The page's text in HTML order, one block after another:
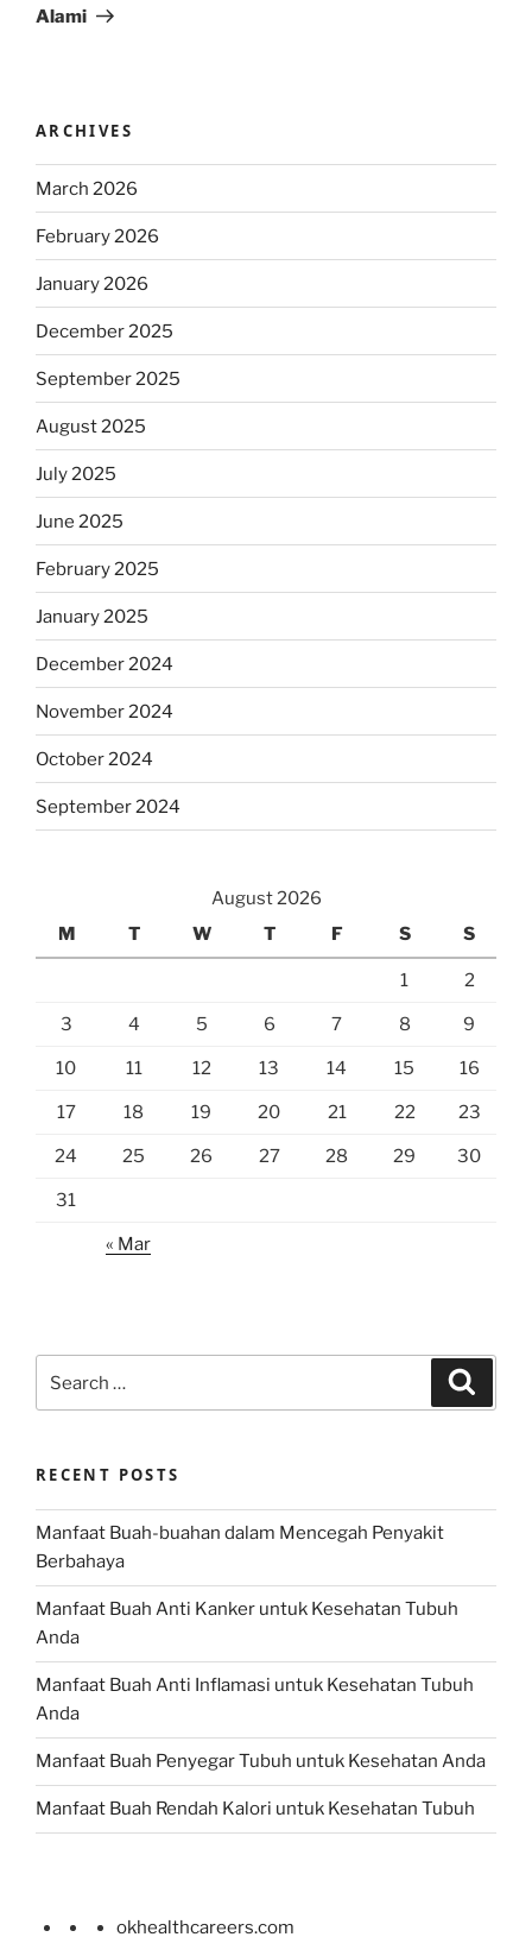
Alami
ARCHIVES
March 2026
February 2026
January 2026
December 2025
September 2025
August 2025
July 2025
June 2025
February 2025
January 2025
December 2024
November 2024
October 2024
September 2024
August 2026
M
T W T F S S
1 2
3 4 5 6 7 8 9
10 11 12 13 14 15 16
17 18 19 20 21 22 23
24 25 26 27 28 29 30
31
« Mar
for:
RECENT POSTS
Manfaat Buah-buahan dalam Mencegah Penyakit
Berbahaya
Manfaat Buah Anti Kanker untuk Kesehatan Tubuh
Anda
Manfaat Buah Anti Inflamasi untuk Kesehatan Tubuh
Anda
Manfaat Buah Penyegar Tubuh untuk Kesehatan Anda
Manfaat Buah Rendah Kalori untuk Kesehatan Tubuh
okhealthcareers.com